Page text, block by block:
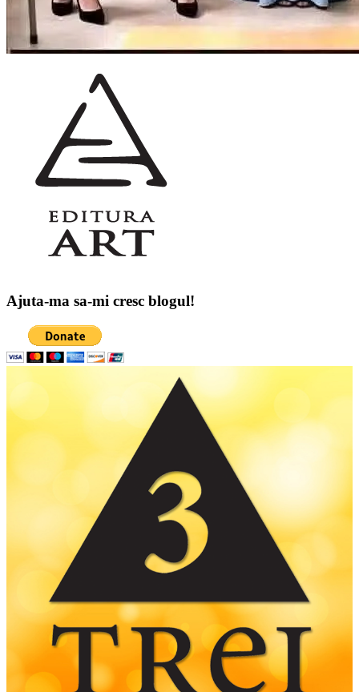
Ajuta-ma sa-mi cresc blogul!